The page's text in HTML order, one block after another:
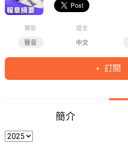
類型
聲音
語言
中文
訂閱
簡介